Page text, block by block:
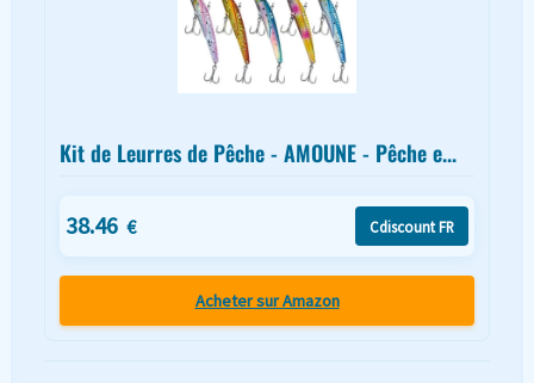
Kit de Leurres de Pêche - AMOUNE - Pêche e...
38.46 € Cdiscount FR
Acheter sur Amazon